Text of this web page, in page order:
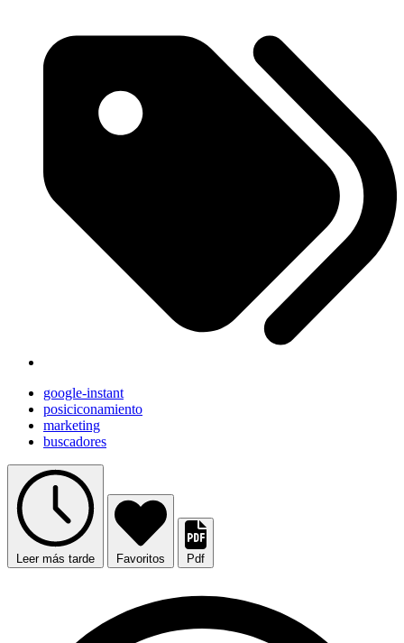
google-instant
posiciconamiento
marketing
buscadores
Leer más tarde Favoritos Pdf